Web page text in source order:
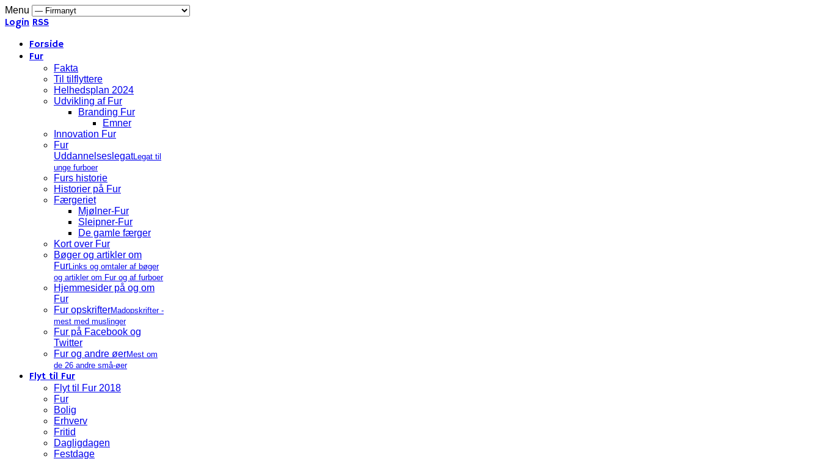
Menu
Login RSS
Forside
Fur
Fakta
Til tilflyttere
Helhedsplan 2024
Udvikling af Fur
Branding Fur
Emner
Innovation Fur
Fur
UddannelseslegatLegat til
unge furboer
Furs historie
Historier på Fur
Færgeriet
Mjølner-Fur
Sleipner-Fur
De gamle færger
Kort over Fur
Bøger og artikler om
FurLinks og omtaler af bøger
og artikler om Fur og af furboer
Hjemmesider på og om
Fur
Fur opskrifterMadopskrifter -
mest med muslinger
Fur på Facebook og
Twitter
Fur og andre øerMest om
de 26 andre små-øer
Flyt til Fur
Flyt til Fur 2018
Fur
Bolig
Erhverv
Fritid
Dagligdagen
Festdage